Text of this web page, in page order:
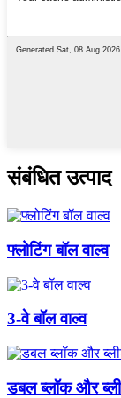
संबंधित उत्पाद
फ्लोटिंग बॉल वाल्व
3-वे बॉल वाल्व
डबल ब्लॉक और